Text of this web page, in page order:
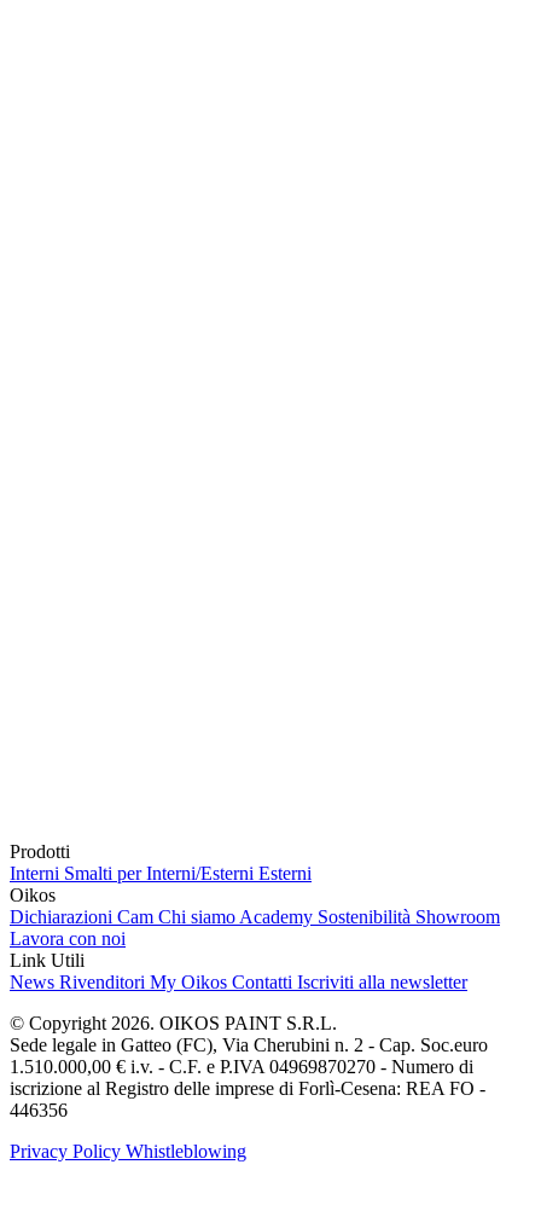
Prodotti
Interni Smalti per Interni/Esterni Esterni
Oikos
Dichiarazioni Cam Chi siamo Academy Sostenibilità Showroom
Lavora con noi
Link Utili
News Rivenditori My Oikos Contatti Iscriviti alla newsletter
© Copyright 2026. OIKOS PAINT S.R.L.
Sede legale in Gatteo (FC), Via Cherubini n. 2 - Cap. Soc.euro
1.510.000,00 € i.v. - C.F. e P.IVA 04969870270 - Numero di
iscrizione al Registro delle imprese di Forlì-Cesena: REA FO -
446356
Privacy Policy Whistleblowing